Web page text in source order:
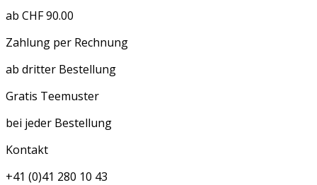
ab CHF 90.00
Zahlung per Rechnung
ab dritter Bestellung
Gratis Teemuster
bei jeder Bestellung
Kontakt
+41 (0)41 280 10 43